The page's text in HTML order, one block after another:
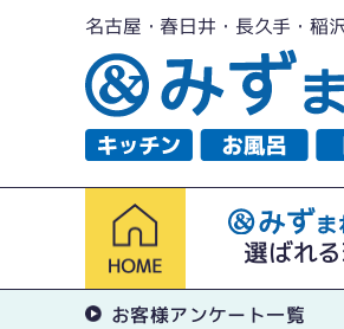
名古屋・春日井・長久手・稲
選ばれ
お客様アンケート一覧